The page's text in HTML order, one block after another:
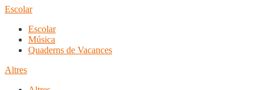
Escolar
Escolar
Música
Quaderns de Vacances
Altres